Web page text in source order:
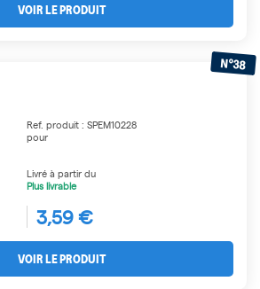
VOIR LE PRODUIT
N°38
Ref. produit : SPEM10228
pour
Livré à partir du
Plus livrable
3,59 €
VOIR LE PRODUIT